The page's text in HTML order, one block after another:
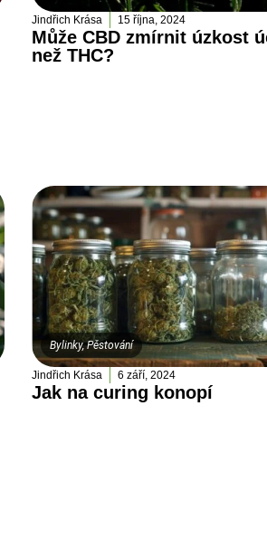
Jindřich Krása 15 října, 2024
Může CBD zmírnit úzkost
než THC?
Bylinky,Pěstování
Jindřich Krása 6 září, 2024
Jak na curing konopí